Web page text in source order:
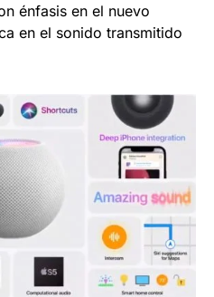
énfasis en el nuevo
en el sonido transmitido